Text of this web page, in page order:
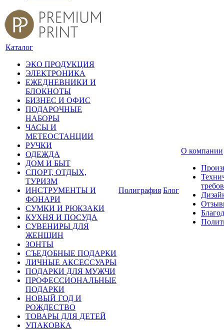
Каталог
ЭКО ПРОДУКЦИЯ
ЭЛЕКТРОНИКА
ЕЖЕДНЕВНИКИ И
БЛОКНОТЫ
БИЗНЕС И ОФИС
ПОДАРОЧНЫЕ
НАБОРЫ
ЧАСЫ И
МЕТЕОСТАНЦИИ
РУЧКИ
ОДЕЖДА
ДОМ И БЫТ
СПОРТ, ОТДЫХ,
ТУРИЗМ
ИНСТРУМЕНТЫ И
ФОНАРИ
СУМКИ И РЮКЗАКИ
КУХНЯ И ПОСУДА
СУВЕНИРЫ ДЛЯ
ЖЕНЩИН
ЗОНТЫ
СЪЕДОБНЫЕ ПОДАРКИ
ЛИЧНЫЕ АКСЕССУАРЫ
ПОДАРКИ ДЛЯ МУЖЧИ
ПРОФЕССИОНАЛЬНЫЕ
ПОДАРКИ
НОВЫЙ ГОД И
РОЖДЕСТВО
ТОВАРЫ ДЛЯ ДЕТЕЙ
УПАКОВКА
Полиграфия Блог
О компании